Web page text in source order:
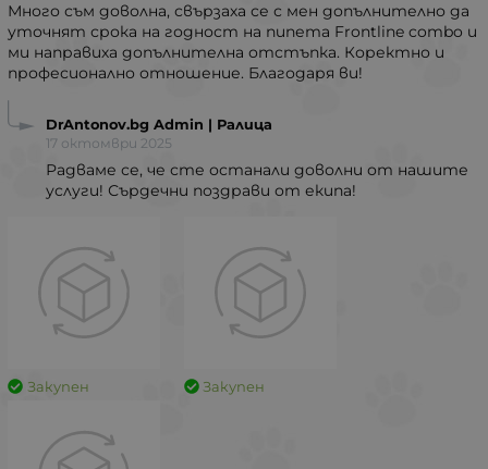
Много съм доволна, свързаха се с мен допълнително да
уточнят срока на годност на пипета Frontline combo и
ми направиха допълнителна отстъпка. Коректно и
професионално отношение. Благодаря ви!
DrAntonov.bg Admin | Ралица
17 октомври 2025
Радваме се, че сте останали доволни от нашите
услуги! Сърдечни поздрави от екипа!
Закупен Закупен